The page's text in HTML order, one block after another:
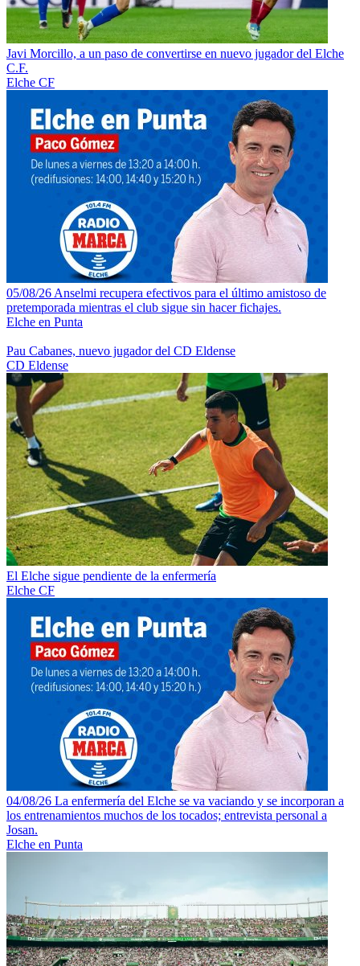
Javi Morcillo, a un paso de convertirse en nuevo jugador del Elche
C.F.
Elche CF
05/08/26 Anselmi recupera efectivos para el último amistoso de
pretemporada mientras el club sigue sin hacer fichajes.
Elche en Punta
Pau Cabanes, nuevo jugador del CD Eldense
CD Eldense
El Elche sigue pendiente de la enfermería
Elche CF
04/08/26 La enfermería del Elche se va vaciando y se incorporan a
los entrenamientos muchos de los tocados; entrevista personal a
Josan.
Elche en Punta